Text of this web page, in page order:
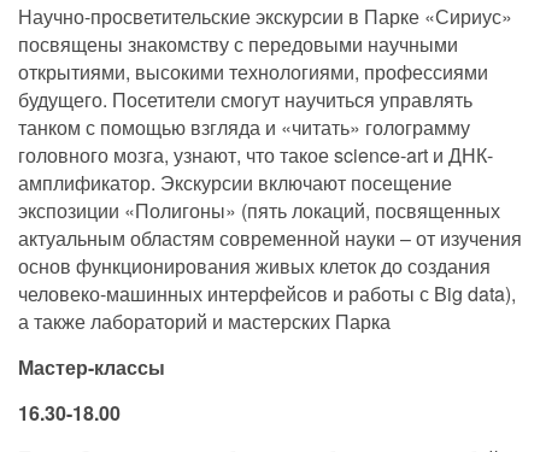
Научно-просветительские экскурсии в Парке «Сириус»
посвящены знакомству с передовыми научными
открытиями, высокими технологиями, профессиями
будущего. Посетители смогут научиться управлять
танком с помощью взгляда и «читать» голограмму
головного мозга, узнают, что такое science-art и ДНК-
амплификатор. Экскурсии включают посещение
экспозиции «Полигоны» (пять локаций, посвященных
актуальным областям современной науки – от изучения
основ функционирования живых клеток до создания
человеко-машинных интерфейсов и работы с Big data),
а также лабораторий и мастерских Парка
Мастер-классы
16.30-18.00